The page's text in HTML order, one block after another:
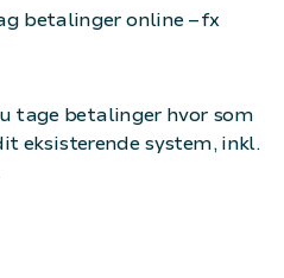
betalinger online – fx
tage betalinger hvor som
eksisterende system, inkl.